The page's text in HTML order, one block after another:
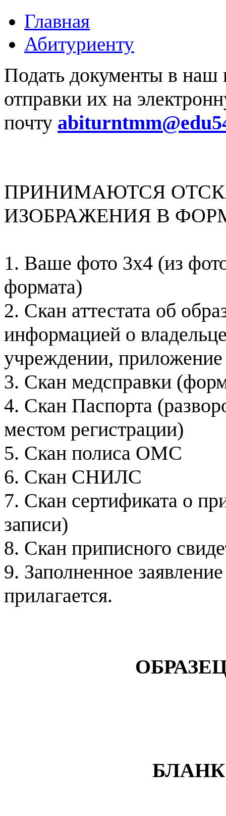
Главная
Абитуриенту
Подать документы в
отправки их на
почту
ПРИНИМАЮТСЯ
ИЗОБРАЖЕНИЯ В
1. Ваше фото 3x4 (из
формата)
2. Скан аттестата об
информацией о
учреждении,
3. Скан медсправки
4. Скан Паспорта
местом регистрации)
5. Скан полиса ОМС
6. Скан СНИЛС
7. Скан сертификата о
записи)
8. Скан приписного
9. Заполненное
прилагается.